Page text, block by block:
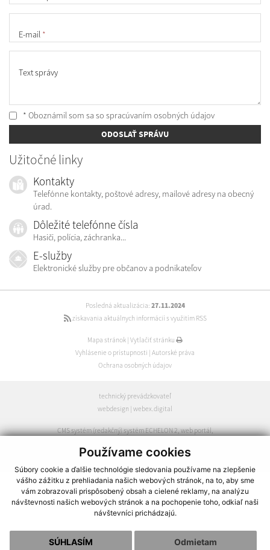
Používame cookies
Súbory cookie a ďalšie technológie sledovania používame na zlepšenie
vášho zážitku z prehliadania našich webových stránok, na to, aby sme
vám zobrazovali prispôsobený obsah a cielené reklamy, na analýzu
návštevnosti našich webových stránok a na pochopenie toho, odkiaľ naši
návštevníci prichádzajú.
SÚHLASÍM Odmietam
E-mail *
Text správy
* Oboznámil som sa so spracúvaním osobných údajov
ODOSLAŤ SPRÁVU
Užitočné linky
Kontakty
Telefónne kontakty, poštové adresy, mailové adresy na obecný
úrad.
Dôležité telefónne čísla
Hasiči, polícia, záchranka...
E-služby
Elektronické služby pre občanov a podnikateľov
Posledná aktualizácia: 27.11.2024
získavania aktuálnych informácií s využitím RSS
Mapa stránok Vytlačiť stránku
Vyhlásenie o prístupnosti Autorské práva
Ochrana osobných údajov
technický prevádzkovateľ
webdesign webex.digital
CMS systém (redakčný) systém ECHELON 2,web portál,
spoločnosť webex.digital